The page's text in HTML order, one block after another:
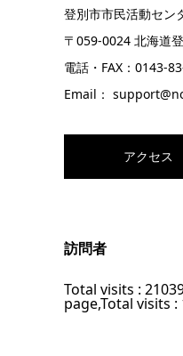
登別市市民活動セン
〒059-0024 北海道
電話・FAX：0143-
Email：
アクセス
訪問者
Total visits :
page,Total visits :